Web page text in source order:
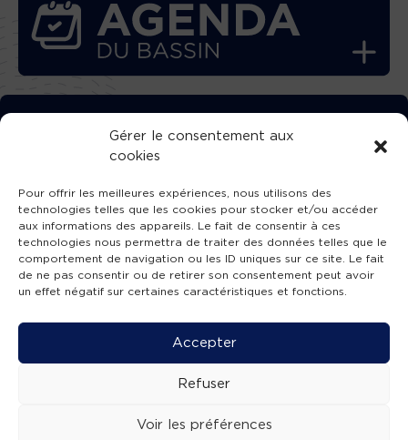
Gérer le consentement aux
cookies
Pour offrir les meilleures expériences, nous utilisons des
technologies telles que les cookies pour stocker et/ou accéder
aux informations des appareils. Le fait de consentir à ces
technologies nous permettra de traiter des données telles que le
comportement de navigation ou les ID uniques sur ce site. Le fait
de ne pas consentir ou de retirer son consentement peut avoir
un effet négatif sur certaines caractéristiques et fonctions.
Accepter
Refuser
Voir les préférences
TÉLÉCHARGEZ GRATUITEMENT
L’APPLICATION TVBA !
SUIVEZ-NOUS !
Mentions légales -Accessibilité